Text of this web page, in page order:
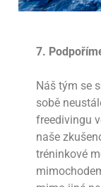
7.
Náš tým se
sobě
freedivingu
naše
tréninkové